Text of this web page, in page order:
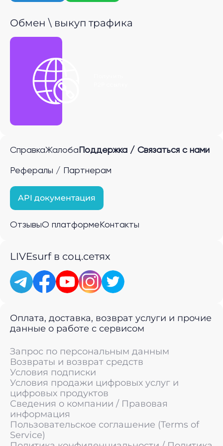
Обмен \ выкуп трафика
СправкаЖалоба Поддержка / Связаться с нами
Рефералы / Партнерам
API документация
ОтзывыО платформе Контакты
LIVEsurf в соц.сетях
Оплата, доставка, возврат услуги и прочие
данные о работе с сервисом
Запрос по персональным данным
Возвраты и возврат средств
Условия подписки
Условия продажи цифровых услуг и
цифровых продуктов
Сведения о компании / Правовая
информация
Пользовательское соглашение (Terms of
Service)